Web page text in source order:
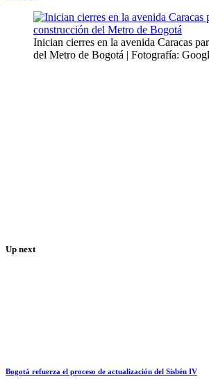
Inician cierres en la avenida Caracas
del Metro de Bogotá | Fotografía:
Up next
Bogotá refuerza el proceso de actualización del Sisbén IV